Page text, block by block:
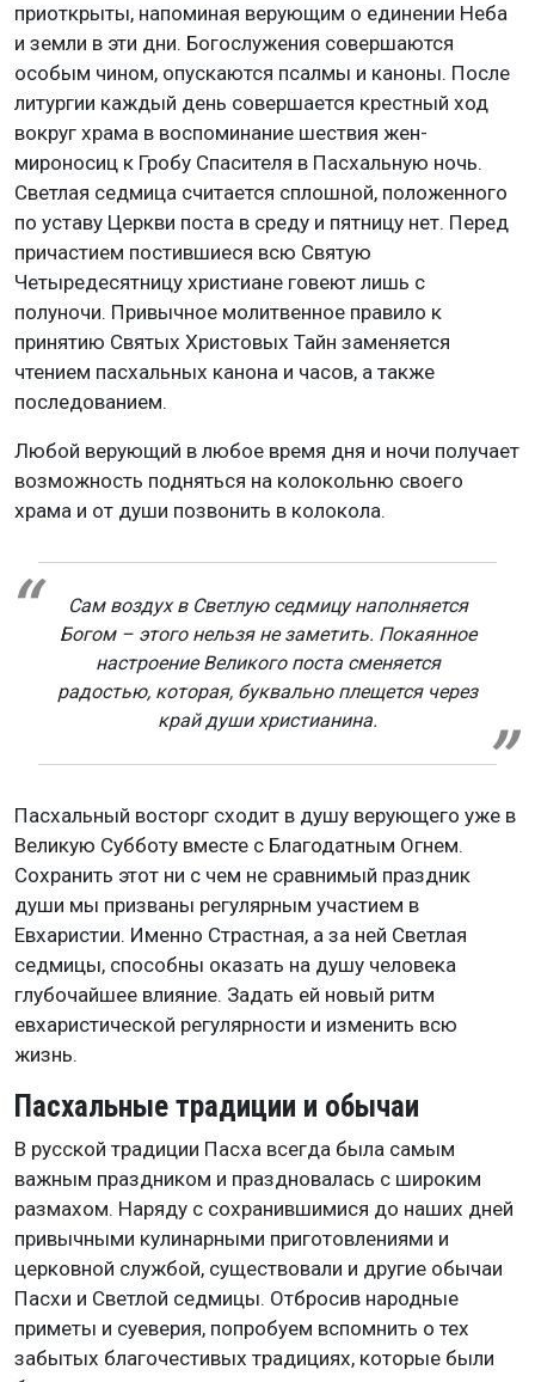
приоткрыты, напоминая верующим о единении Неба
и земли в эти дни. Богослужения совершаются
особым чином, опускаются псалмы и каноны. После
литургии каждый день совершается крестный ход
вокруг храма в воспоминание шествия жен-
мироносиц к Гробу Спасителя в Пасхальную ночь.
Светлая седмица считается сплошной, положенного
по уставу Церкви поста в среду и пятницу нет. Перед
причастием постившиеся всю Святую
Четыредесятницу христиане говеют лишь с
полуночи. Привычное молитвенное правило к
принятию Святых Христовых Тайн заменяется
чтением пасхальных канона и часов, а также
последованием.
Любой верующий в любое время дня и ночи получает
возможность подняться на колокольню своего
храма и от души позвонить в колокола.
Сам воздух в Светлую седмицу наполняется
Богом – этого нельзя не заметить. Покаянное
настроение Великого поста сменяется
радостью, которая, буквально плещется через
край души христианина.
Пасхальный восторг сходит в душу верующего уже в
Великую Субботу вместе с Благодатным Огнем.
Сохранить этот ни с чем не сравнимый праздник
души мы призваны регулярным участием в
Евхаристии. Именно Страстная, а за ней Светлая
седмицы, способны оказать на душу человека
глубочайшее влияние. Задать ей новый ритм
евхаристической регулярности и изменить всю
жизнь.
Пасхальные традиции и обычаи
В русской традиции Пасха всегда была самым
важным праздником и праздновалась с широким
размахом. Наряду с сохранившимися до наших дней
привычными кулинарными приготовлениями и
церковной службой, существовали и другие обычаи
Пасхи и Светлой седмицы. Отбросив народные
приметы и суеверия, попробуем вспомнить о тех
забытых благочестивых традициях, которые были